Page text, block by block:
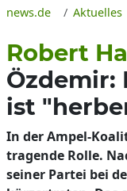
news.de Aktuelles
Robert
Özdemir:
ist
In der Ampel-
tragende Rolle.
seiner Partei bei